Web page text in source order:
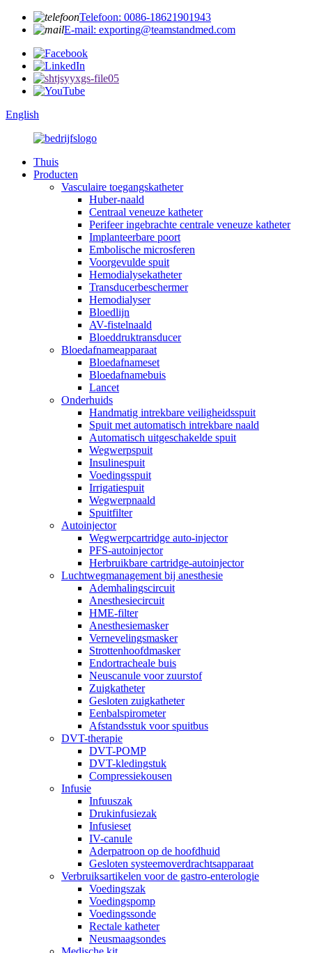
Telefoon: 0086-18621901943
E-mail: exporting@teamstandmed.com
English
Thuis
Producten
Vasculaire toegangskatheter
Huber-naald
Centraal veneuze katheter
Perifeer ingebrachte centrale veneuze katheter
Implanteerbare poort
Embolische microsferen
Voorgevulde spuit
Hemodialysekatheter
Transducerbeschermer
Hemodialyser
Bloedlijn
AV-fistelnaald
Bloeddruktransducer
Bloedafnameapparaat
Bloedafnameset
Bloedafnamebuis
Lancet
Onderhuids
Handmatig intrekbare veiligheidsspuit
Spuit met automatisch intrekbare naald
Automatisch uitgeschakelde spuit
Wegwerpspuit
Insulinespuit
Voedingsspuit
Irrigatiespuit
Wegwerpnaald
Spuitfilter
Autoinjector
Wegwerpcartridge auto-injector
PFS-autoinjector
Herbruikbare cartridge-autoinjector
Luchtwegmanagement bij anesthesie
Ademhalingscircuit
Anesthesiecircuit
HME-filter
Anesthesiemasker
Vernevelingsmasker
Strottenhoofdmasker
Endortracheale buis
Neuscanule voor zuurstof
Zuigkatheter
Gesloten zuigkatheter
Eenbalspirometer
Afstandsstuk voor spuitbus
DVT-therapie
DVT-POMP
DVT-kledingstuk
Compressiekousen
Infusie
Infuuszak
Drukinfusiezak
Infusieset
IV-canule
Aderpatroon op de hoofdhuid
Gesloten systeemoverdrachtsapparaat
Verbruiksartikelen voor de gastro-enterologie
Voedingszak
Voedingspomp
Voedingssonde
Rectale katheter
Neusmaagsondes